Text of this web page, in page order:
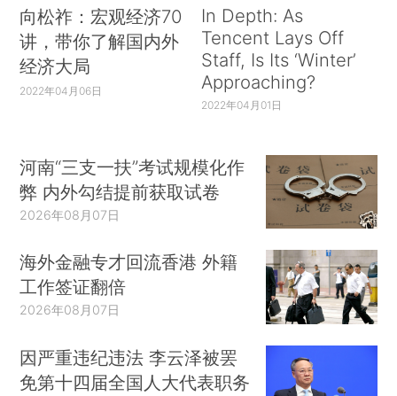
向松祚：宏观经济70
讲，带你了解国内外
经济大局
2022年04月06日
In Depth: As
Tencent Lays Off
Staff, Is Its ‘Winter’
Approaching?
2022年04月01日
河南“三支一扶”考试规模化作
弊 内外勾结提前获取试卷
2026年08月07日
海外金融专才回流香港 外籍
工作签证翻倍
2026年08月07日
因严重违纪违法 李云泽被罢
免第十四届全国人大代表职务